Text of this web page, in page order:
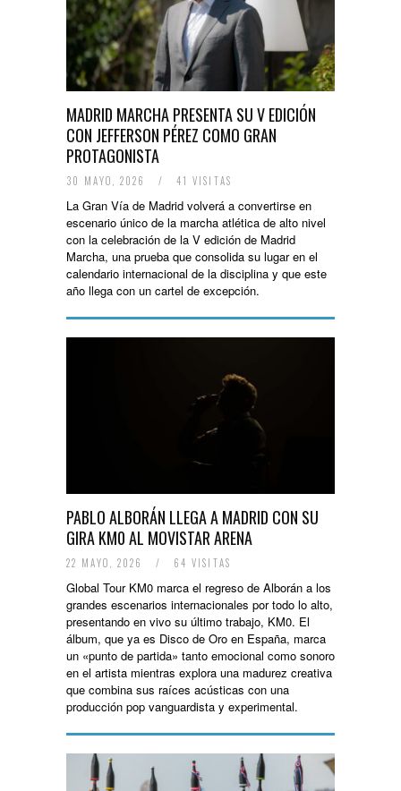
MADRID MARCHA PRESENTA SU V EDICIÓN
CON JEFFERSON PÉREZ COMO GRAN
PROTAGONISTA
30 MAYO, 2026 / 41 VISITAS
La Gran Vía de Madrid volverá a convertirse en
escenario único de la marcha atlética de alto nivel
con la celebración de la V edición de Madrid
Marcha, una prueba que consolida su lugar en el
calendario internacional de la disciplina y que este
año llega con un cartel de excepción.
PABLO ALBORÁN LLEGA A MADRID CON SU
GIRA KM0 AL MOVISTAR ARENA
22 MAYO, 2026 / 64 VISITAS
Global Tour KM0 marca el regreso de Alborán a los
grandes escenarios internacionales por todo lo alto,
presentando en vivo su último trabajo, KM0. El
álbum, que ya es Disco de Oro en España, marca
un «punto de partida» tanto emocional como sonoro
en el artista mientras explora una madurez creativa
que combina sus raíces acústicas con una
producción pop vanguardista y experimental.